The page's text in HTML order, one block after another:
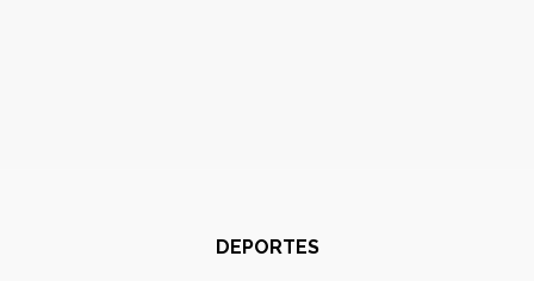
DEPORTES